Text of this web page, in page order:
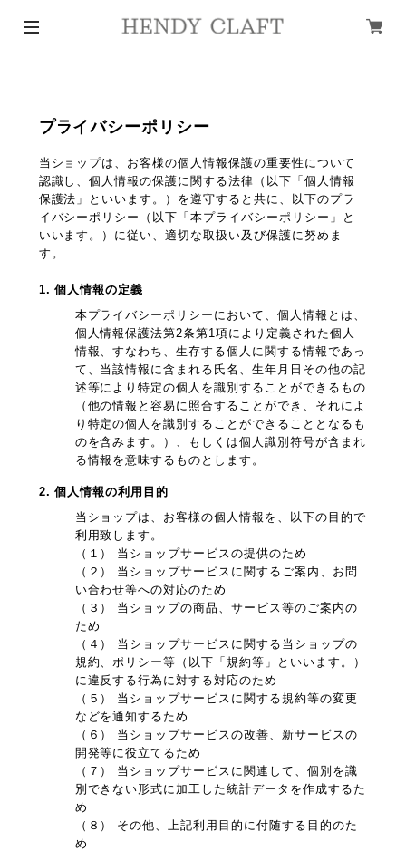
プライバシーポリシー
当ショップは、お客様の個人情報保護の重要性について
認識し、個人情報の保護に関する法律（以下「個人情報
保護法」といいます。）を遵守すると共に、以下のプラ
イバシーポリシー（以下「本プライバシーポリシー」と
いいます。）に従い、適切な取扱い及び保護に努めま
す。
1. 個人情報の定義
本プライバシーポリシーにおいて、個人情報とは、
個人情報保護法第2条第1項により定義された個人
情報、すなわち、生存する個人に関する情報であっ
て、当該情報に含まれる氏名、生年月日その他の記
述等により特定の個人を識別することができるもの
（他の情報と容易に照合することができ、それによ
り特定の個人を識別することができることとなるも
のを含みます。）、もしくは個人識別符号が含まれ
る情報を意味するものとします。
2. 個人情報の利用目的
当ショップは、お客様の個人情報を、以下の目的で
利用致します。
（１） 当ショップサービスの提供のため
（２） 当ショップサービスに関するご案内、お問
い合わせ等への対応のため
（３） 当ショップの商品、サービス等のご案内の
ため
（４） 当ショップサービスに関する当ショップの
規約、ポリシー等（以下「規約等」といいます。）
に違反する行為に対する対応のため
（５） 当ショップサービスに関する規約等の変更
などを通知するため
（６） 当ショップサービスの改善、新サービスの
開発等に役立てるため
（７） 当ショップサービスに関連して、個別を識
別できない形式に加工した統計データを作成するた
め
（８） その他、上記利用目的に付随する目的のた
め